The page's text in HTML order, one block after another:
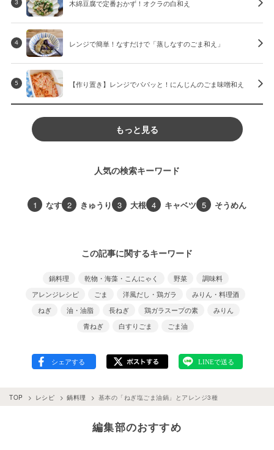
3 木綿豆腐で定番おかず！オクラの白和え
4 レンジで簡単！なすだけで「蒸しなすのごま和え」
5 【作り置き】レンジでパパッと！にんじんのごま味噌和え
もっと見る
人気の検索キーワード
1 なす 2 きゅうり 3 大根 4 キャベツ 5 そうめん
この記事に関するキーワード
鍋料理 乾物・海藻・こんにゃく 野菜
調味料
アレンジレシピ
ごま 洋風だし・鶏ガラ
みりん・料理酒
ねぎ
油・油脂 長ねぎ 鶏ガラスープの素
みりん
青ねぎ
白すりごま ごま油
TOP レシピ 鍋料理 基本の「ねぎ塩ごま油鍋」とアレンジ3種
編集部のおすすめ